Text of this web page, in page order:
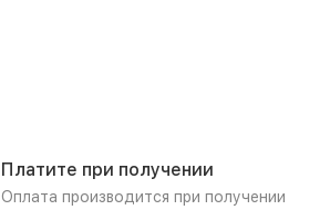
Платите при получении
Оплата производится при получении